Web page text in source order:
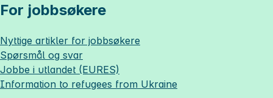
For jobbsøkere
Nyttige artikler for jobbsøkere
Spørsmål og svar
Jobbe i utlandet (EURES)
Information to refugees from Ukraine